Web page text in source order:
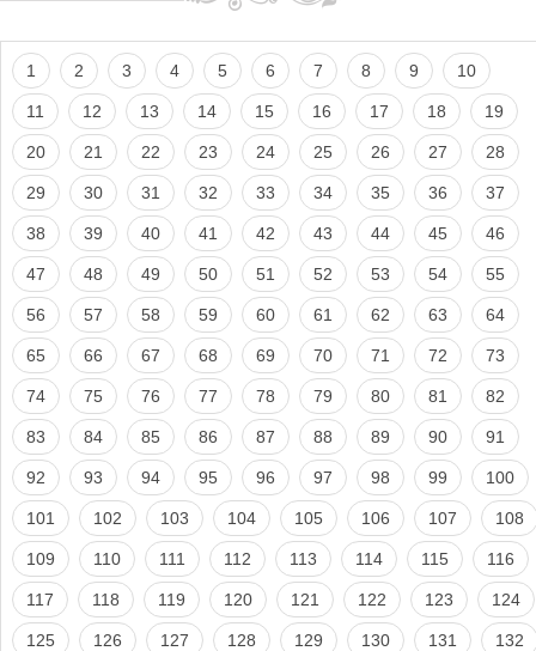
1 2 3 4 5 6 7 8 9 10
11 12 13 14 15 16 17 18 19
20 21 22 23 24 25 26 27 28
29 30 31 32 33 34 35 36 37
38 39 40 41 42 43 44 45 46
47 48 49 50 51 52 53 54 55
56 57 58 59 60 61 62 63 64
65 66 67 68 69 70 71 72 73
74 75 76 77 78 79 80 81 82
83 84 85 86 87 88 89 90 91
92 93 94 95 96 97 98 99 100
101 102 103 104 105 106 107 108
109 110 111 112 113 114 115 116
117 118 119 120 121 122 123 124
125 126 127 128 129 130 131 132